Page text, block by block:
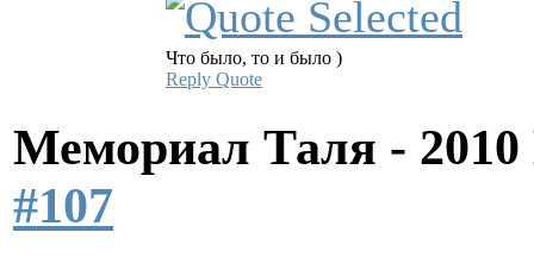
Что было, то и было )
Reply Quote
Мемориал Таля -
#107